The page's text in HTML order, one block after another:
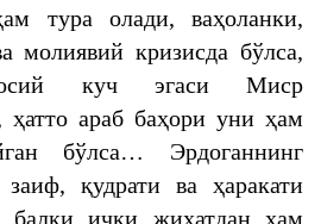
тура олади, ваҳоланки,
молиявий кризисда бўлса,
куч эгаси Миср
ҳатто араб баҳори уни ҳам
бўлса… Эрдоганнинг
қудрати ва ҳаракати
балки ички жиҳатдан ҳам